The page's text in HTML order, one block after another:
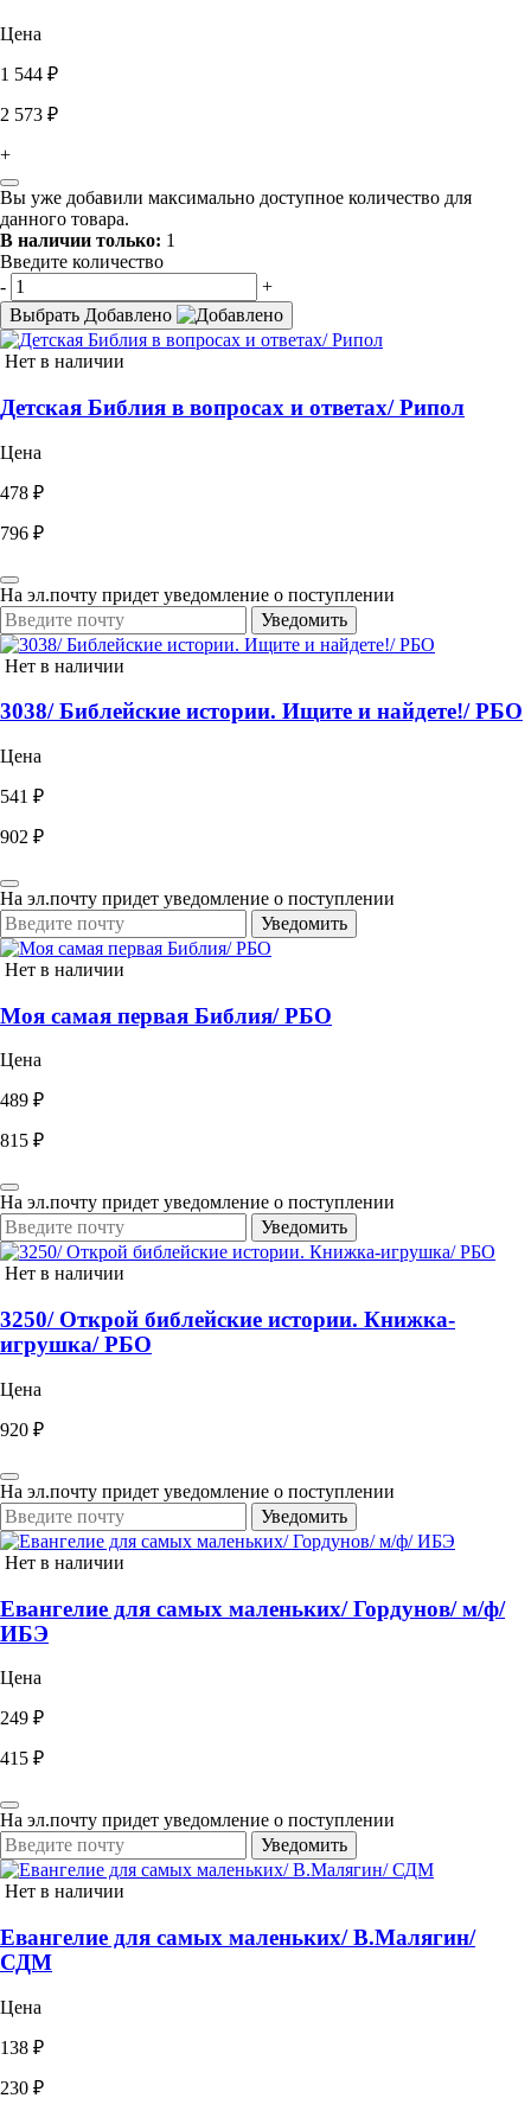
Цена
1 544 ₽
2 573 ₽
+
Вы уже добавили максимально доступное количество для
данного товара.
В наличии только: 1
Введите количество
-
+
Выбрать Добавлено
Нет в наличии
Детская Библия в вопросах и ответах/ Рипол
Цена
478 ₽
796 ₽
На эл.почту придет уведомление о поступлении
Уведомить
Нет в наличии
3038/ Библейские истории. Ищите и найдете!/ РБО
Цена
541 ₽
902 ₽
На эл.почту придет уведомление о поступлении
Уведомить
Нет в наличии
Моя самая первая Библия/ РБО
Цена
489 ₽
815 ₽
На эл.почту придет уведомление о поступлении
Уведомить
Нет в наличии
3250/ Открой библейские истории. Книжка-
игрушка/ РБО
Цена
920 ₽
На эл.почту придет уведомление о поступлении
Уведомить
Нет в наличии
Евангелие для самых маленьких/ Гордунов/ м/ф/
ИБЭ
Цена
249 ₽
415 ₽
На эл.почту придет уведомление о поступлении
Уведомить
Нет в наличии
Евангелие для самых маленьких/ В.Малягин/
СДМ
Цена
138 ₽
230 ₽